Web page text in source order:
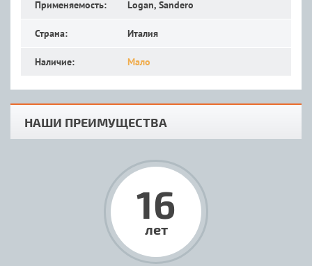
Применяемость: Logan, Sandero
Страна: Италия
Наличие: Мало
НАШИ ПРЕИМУЩЕСТВА
16
лет